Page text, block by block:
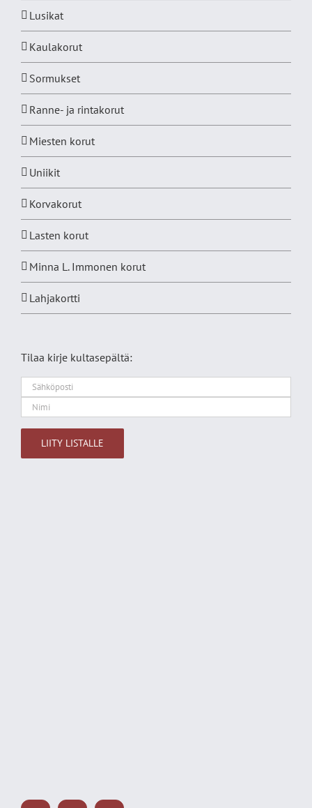
Lusikat
Kaulakorut
Sormukset
Ranne- ja rintakorut
Miesten korut
Uniikit
Korvakorut
Lasten korut
Minna L. Immonen korut
Lahjakortti
Tilaa kirje kultasepältä: